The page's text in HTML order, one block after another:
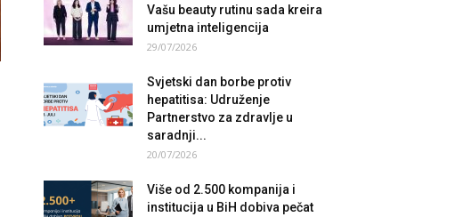
Vašu beauty rutinu sada kreira
umjetna inteligencija
29/07/2026
Svjetski dan borbe protiv
hepatitisa: Udruženje
Partnerstvo za zdravlje u
saradnji...
20/07/2026
Više od 2.500 kompanija i
institucija u BiH dobiva pečat